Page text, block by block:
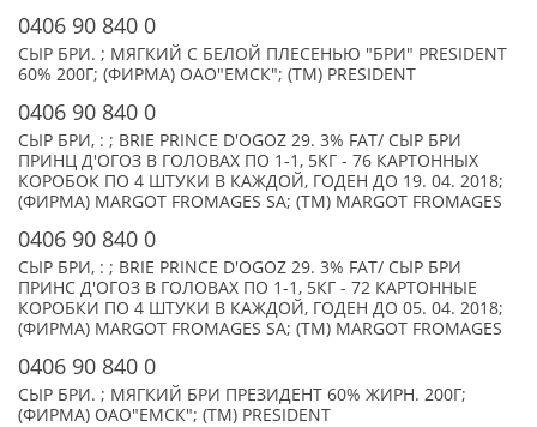
0406 90 840 0
СЫР БРИ. ; МЯГКИЙ С БЕЛОЙ ПЛЕСЕНЬЮ "БРИ" PRESIDENT
60% 200Г; (ФИРМА) ОАО"ЕМСК"; (TM) PRESIDENT
0406 90 840 0
СЫР БРИ, : ; BRIE PRINCE D'OGOZ 29. 3% FAT/ СЫР БРИ
ПРИНЦ Д'ОГОЗ В ГОЛОВАХ ПО 1-1, 5КГ - 76 КАРТОННЫХ
КОРОБОК ПО 4 ШТУКИ В КАЖДОЙ, ГОДЕН ДО 19. 04. 2018;
(ФИРМА) MARGOT FROMAGES SA; (TM) MARGOT FROMAGES
0406 90 840 0
СЫР БРИ, : ; BRIE PRINCE D'OGOZ 29. 3% FAT/ СЫР БРИ
ПРИНС Д'ОГОЗ В ГОЛОВАХ ПО 1-1, 5КГ - 72 КАРТОННЫЕ
КОРОБКИ ПО 4 ШТУКИ В КАЖДОЙ, ГОДЕН ДО 05. 04. 2018;
(ФИРМА) MARGOT FROMAGES SA; (TM) MARGOT FROMAGES
0406 90 840 0
СЫР БРИ. ; МЯГКИЙ БРИ ПРЕЗИДЕНТ 60% ЖИРН. 200Г;
(ФИРМА) ОАО"ЕМСК"; (TM) PRESIDENT